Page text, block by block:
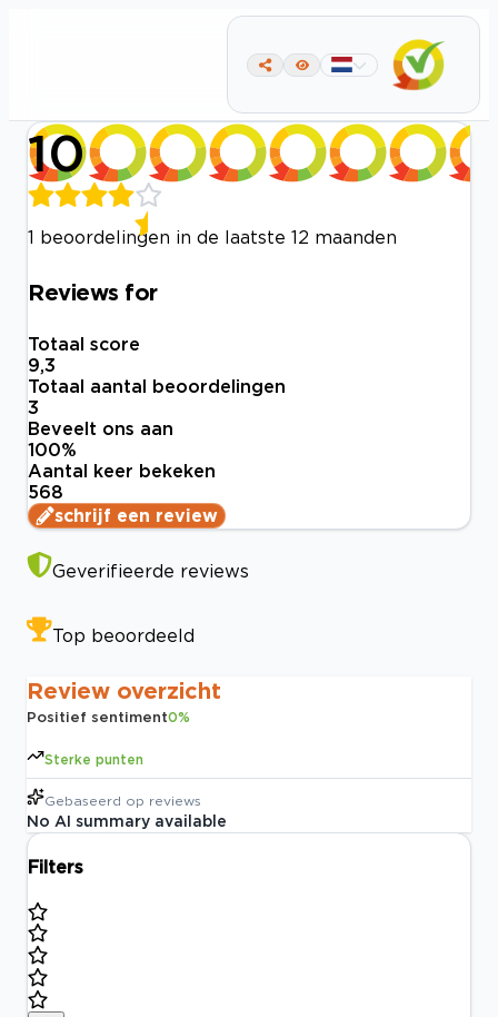
10
1 beoordelingen in de laatste 12 maanden
Reviews for
Totaal score
9,3
Totaal aantal beoordelingen
3
Beveelt ons aan
100%
Aantal keer bekeken
568
schrijf een review
Geverifieerde reviews
Top beoordeeld
Review overzicht
Positief sentiment0%
Sterke punten
Gebaseerd op reviews
No AI summary available
Filters